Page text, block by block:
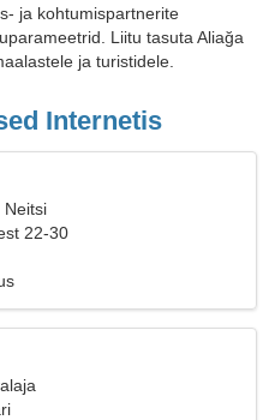
ja kohtumispartnerite
Liitu tasuta Aliağa
ja turistidele.
Internetis
Neitsi
22-30